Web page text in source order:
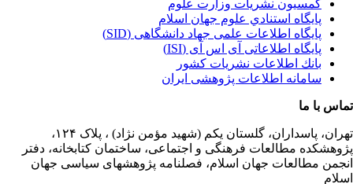
کمسیون نشریات وزارت علوم
پايگاه استنادي علوم جهان اسلام
پایگاه اطلاعات علمی جهاد دانشگاهی (SID)
پایگاه اطلاعاتی آی اس آی (ISI)
بانك اطلاعات نشريات كشور
سامانه اطلاعات پژوهشی ایران
با ما
پاسداران، گلستان یکم (شهید مؤمن نژاد) ، پلاک ۱۲۴،
مطالعات فرهنگی و اجتماعی، ساختمان کتابخانه، دفتر
مطالعات جهان اسلام، فصلنامه پژوهشهای سیاسی جهان